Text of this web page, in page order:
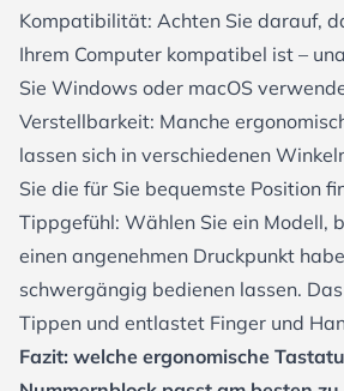
Kompatibilität: Achten Sie darauf,
Ihrem Computer kompatibel ist –
Sie Windows oder macOS
Verstellbarkeit: Manche
lassen sich in verschiedenen
Sie die für Sie bequemste Position
Tippgefühl: Wählen Sie ein Modell,
einen angenehmen Druckpunkt
schwergängig bedienen lassen.
Tippen und entlastet Finger und
Fazit: welche ergonomische